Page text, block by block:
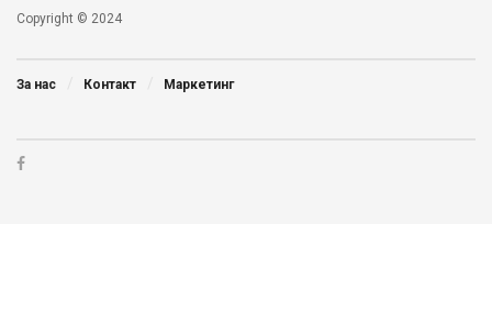
Copyright © 2024
За нас Контакт Маркетинг